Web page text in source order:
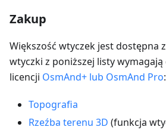
Zakup
Większość wtyczek jest dostępna
wtyczki z poniższej listy
licencji OsmAnd+ lub OsmAnd Pro:
Topografia
Rzeźba terenu 3D (funkcja